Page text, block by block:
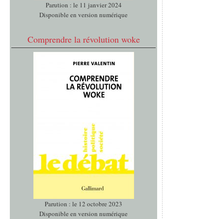
Parution : le 11 janvier 2024
Disponible en version numérique
Comprendre la révolution woke
Parution : le 12 octobre 2023
Disponible en version numérique